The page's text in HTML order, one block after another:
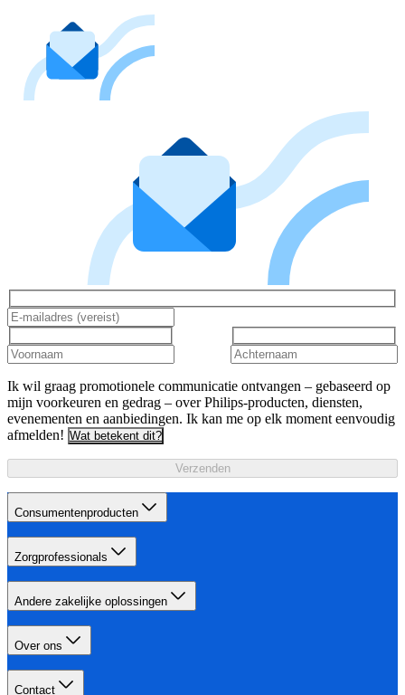
Ik wil graag promotionele communicatie ontvangen – gebaseerd op
mijn voorkeuren en gedrag – over Philips-producten, diensten,
evenementen en aanbiedingen. Ik kan me op elk moment eenvoudig
afmelden! Wat betekent dit?
Verzenden
Consumentenproducten
Zorgprofessionals
Andere zakelijke oplossingen
Over ons
Contact